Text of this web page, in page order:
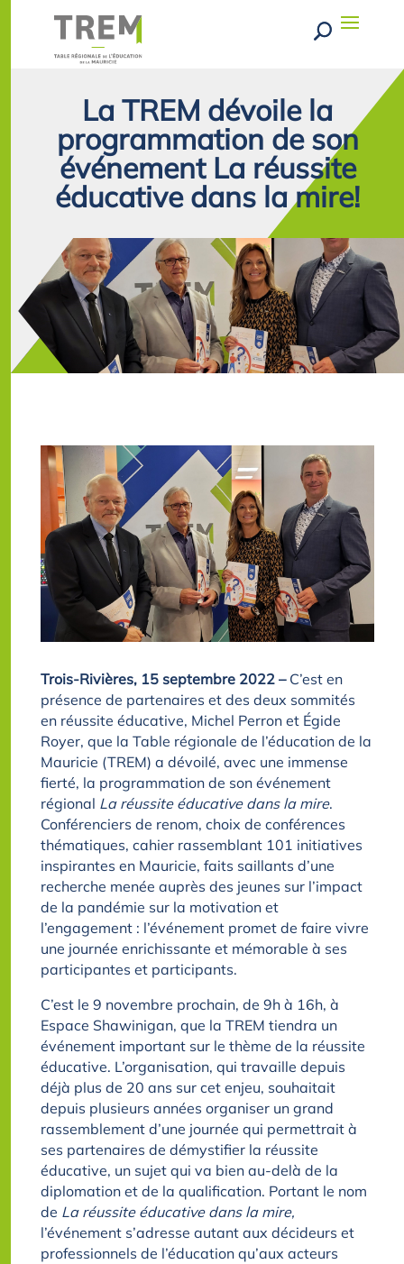
La TREM dévoile la
programmation de son
événement La réussite
éducative dans la mire!
Trois-Rivières, 15 septembre 2022 –C’est en
présence de partenaires et des deux sommités
en réussite éducative, Michel Perron et Égide
Royer, que la Table régionale de l’éducation de la
Mauricie (TREM) a dévoilé, avec une immense
fierté, la programmation de son événement
régional La réussite éducative dans la mire.
Conférenciers de renom, choix de conférences
thématiques, cahier rassemblant 101 initiatives
inspirantes en Mauricie, faits saillants d’une
recherche menée auprès des jeunes sur l’impact
de la pandémie sur la motivation et
l’engagement : l’événement promet de faire vivre
une journée enrichissante et mémorable à ses
participantes et participants.
C’est le 9 novembre prochain, de 9h à 16h, à
Espace Shawinigan, que la TREM tiendra un
événement important sur le thème de la réussite
éducative. L’organisation, qui travaille depuis
déjà plus de 20 ans sur cet enjeu, souhaitait
depuis plusieurs années organiser un grand
rassemblement d’une journée qui permettrait à
ses partenaires de démystifier la réussite
éducative, un sujet qui va bien au-delà de la
diplomation et de la qualification. Portant le nom
de La réussite éducative dans la mire,
l’événement s’adresse autant aux décideurs et
professionnels de l’éducation qu’aux acteurs